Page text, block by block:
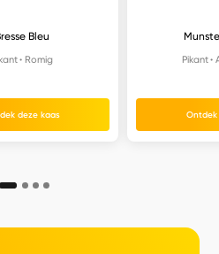
Bleu
Romig
deze kaas
Pikant
Ontdek